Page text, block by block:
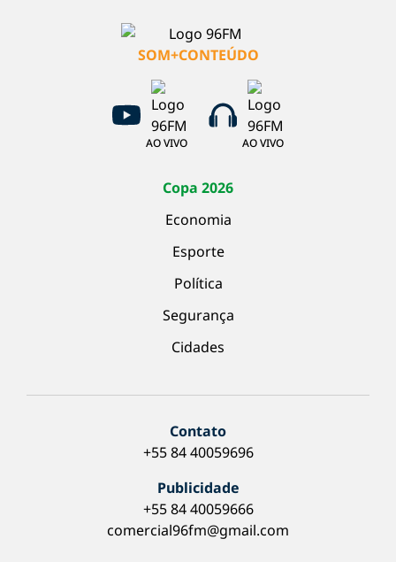
SOM+CONTEÚDO
AO VIVO AO VIVO
Copa 2026
Economia
Esporte
Política
Segurança
Cidades
Contato
+55 84 40059696
Publicidade
+55 84 40059666
comercial96fm@gmail.com